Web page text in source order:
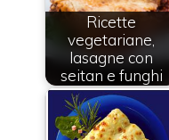
Ricette
vegetariane,
lasagne con
seitan e funghi